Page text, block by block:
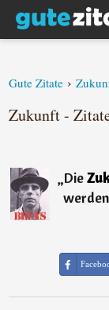
Gute Zitate ›
Zukunft -
„Die